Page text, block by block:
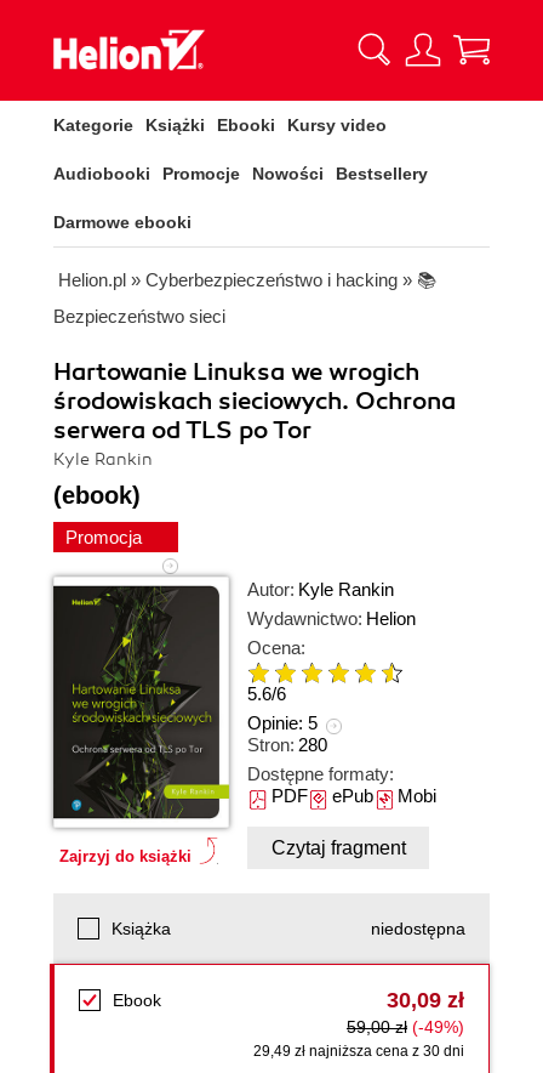
Kategorie Książki Ebooki Kursy video
Audiobooki Promocje Nowości Bestsellery
Darmowe ebooki
Helion.pl » Cyberbezpieczeństwo i hacking » 📚
Bezpieczeństwo sieci
Hartowanie Linuksa we wrogich
środowiskach sieciowych. Ochrona
serwera od TLS po Tor
Kyle Rankin
(ebook)
Promocja
Zajrzyj do książki
Autor: Kyle Rankin
Wydawnictwo: Helion
Ocena:
5.6/6
Opinie: 5
Stron: 280
Dostępne formaty:
PDFePubMobi
Czytaj fragment
Książka niedostępna
Ebook 30,09 zł
59,00 zł (-49%)
29,49 zł najniższa cena z 30 dni